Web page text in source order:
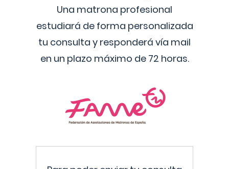
Una matrona profesional
estudiará de forma personalizada
tu consulta y responderá vía mail
en un plazo máximo de 72 horas.